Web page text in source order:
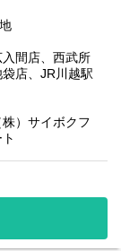
間店、西武所
店、JR川越駅
株）サイボクフ